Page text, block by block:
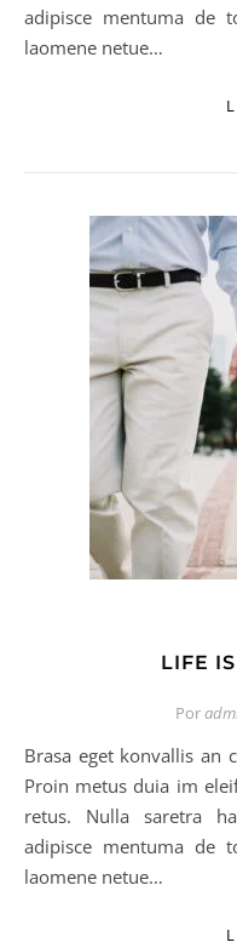
adipisce mentuma de
laomene netue…
LIFE
Por
Brasa eget konvallis an conde mentum iongue nore semi.
Proin metus duia im
retus. Nulla saretra
adipisce mentuma de
laomene netue…